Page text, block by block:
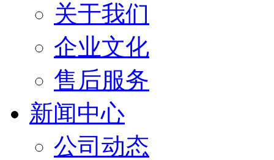
关于我们
企业文化
售后服务
新闻中心
公司动态